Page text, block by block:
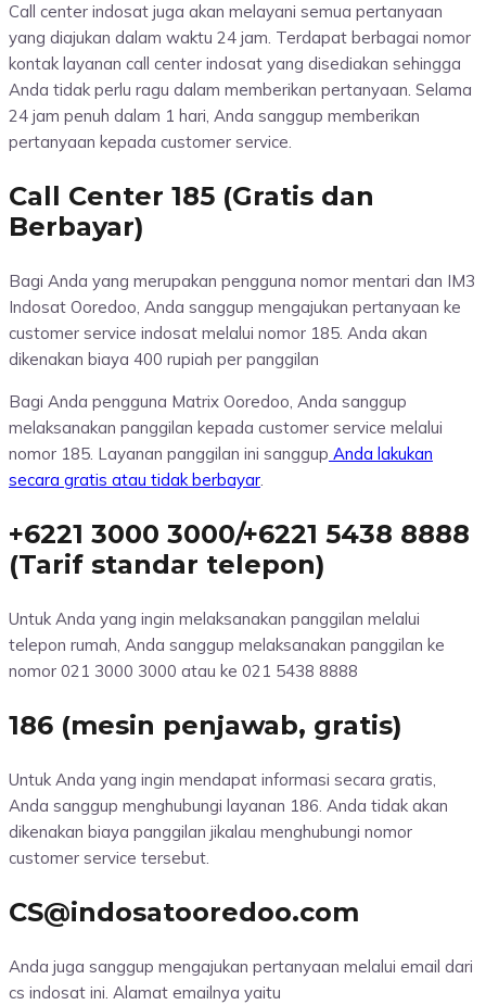
Call center indosat juga akan melayani semua pertanyaan
yang diajukan dalam waktu 24 jam. Terdapat berbagai nomor
kontak layanan call center indosat yang disediakan sehingga
Anda tidak perlu ragu dalam memberikan pertanyaan. Selama
24 jam penuh dalam 1 hari, Anda sanggup memberikan
pertanyaan kepada customer service.
Call Center 185 (Gratis dan
Berbayar)
Bagi Anda yang merupakan pengguna nomor mentari dan IM3
Indosat Ooredoo, Anda sanggup mengajukan pertanyaan ke
customer service indosat melalui nomor 185. Anda akan
dikenakan biaya 400 rupiah per panggilan
Bagi Anda pengguna Matrix Ooredoo, Anda sanggup
melaksanakan panggilan kepada customer service melalui
nomor 185. Layanan panggilan ini sanggup Anda lakukan
secara gratis atau tidak berbayar.
+6221 3000 3000/+6221 5438 8888
(Tarif standar telepon)
Untuk Anda yang ingin melaksanakan panggilan melalui
telepon rumah, Anda sanggup melaksanakan panggilan ke
nomor 021 3000 3000 atau ke 021 5438 8888
186 (mesin penjawab, gratis)
Untuk Anda yang ingin mendapat informasi secara gratis,
Anda sanggup menghubungi layanan 186. Anda tidak akan
dikenakan biaya panggilan jikalau menghubungi nomor
customer service tersebut.
CS@indosatooredoo.com
Anda juga sanggup mengajukan pertanyaan melalui email dari
cs indosat ini. Alamat emailnya yaitu